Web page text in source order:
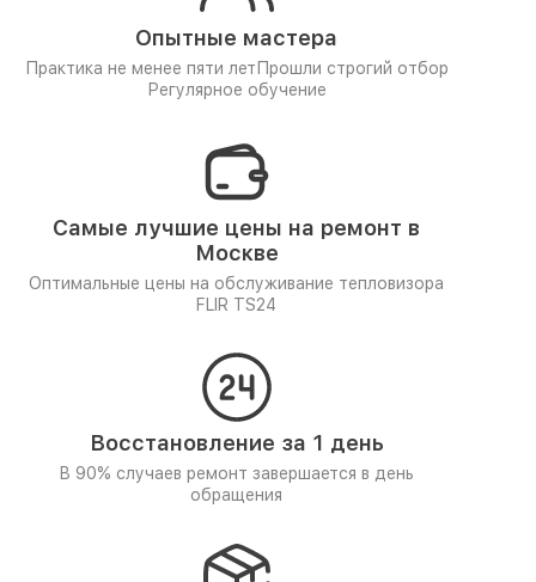
Опытные мастера
Практика не менее пяти лет Прошли строгий отбор
Регулярное обучение
Самые лучшие цены на ремонт в
Москве
Оптимальные цены на обслуживание тепловизора
FLIR TS24
Восстановление за 1 день
В 90% случаев ремонт завершается в день
обращения